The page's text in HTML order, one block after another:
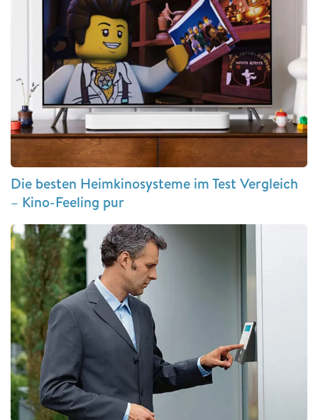
Die besten Heimkinosysteme im Test Vergleich
– Kino-Feeling pur